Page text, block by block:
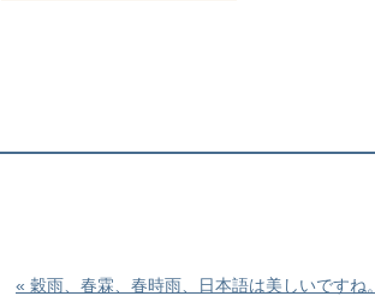
« 穀雨、春霖、春時雨、日本語は美しいですね。